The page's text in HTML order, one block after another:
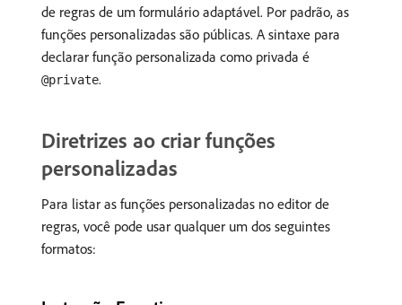
de regras de um formulário adaptável. Por padrão, as
funções personalizadas são públicas. A sintaxe para
declarar função personalizada como privada é
@private.
Diretrizes ao criar funções
personalizadas
Para listar as funções personalizadas no editor de
regras, você pode usar qualquer um dos seguintes
formatos: